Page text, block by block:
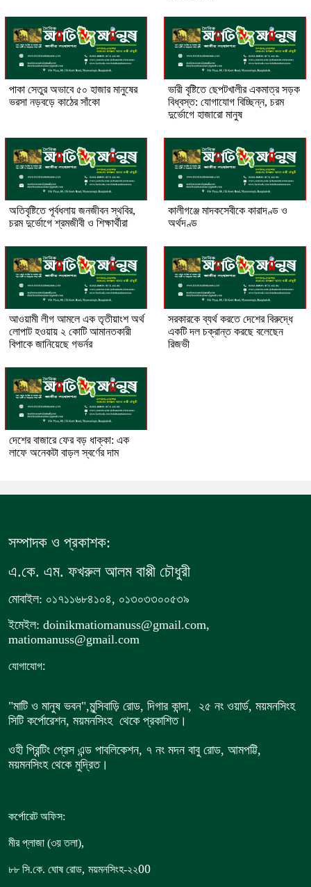
পাকা সেতুর অভাবে ৫০ হাজার মানুষের
ভরসা নড়বড়ে কাঠের সাঁকো
ভারী বৃষ্টিতে ছেপটখালীর একমাত্র সড়ক
বিধ্বস্ত: যোগাযোগ বিচ্ছিন্ন, চরম
দুর্ভোগে হাজারো মানুষ
অতিবৃষ্টিতে পূর্বধলায় জনজীবন স্থবির,
চরম দুর্ভোগে শ্রমজীবী ও শিক্ষার্থীরা
কালীগঞ্জে মাদকসেবীকে কারাদণ্ড ও
অর্থদণ্ড
আওয়ামী লীগ আমলে এক তৃতীয়াংশ অর্থ
লোপাট হওয়ায় ২ কোটি আমানতকারী
বিপাকে জানিয়েছে গভর্নর
সরকারকে ব্যর্থ করতে দেশের বিরুদ্ধে
একটি দল চক্রান্ত করছে বলেছেন
রিজভী
দেশের বাজারে ফের বড় ধাক্কা: এক
লাফে অনেকটা বাড়ল স্বর্ণের দাম
সম্পাদক ও প্রকাশক:
এ.কে. এম. ফখরুল আলম বাপ্পী চৌধুরী
মোবাইল: ০১৭১১৬৮৪১০৪, ০১৩০৩৩০০৫৩৯
ইমেইল: doinikmatiomanuss@gmail.com,
matiomanuss@gmail.com
যোগাযোগ:
"মাটি ও মানুষ ভবন",মুন্সিবাড়ি রোড, দিগার কান্দা, ২৫ নং ওয়ার্ড, ময়মনসিংহ
সিটি কর্পোরেশন, ময়মনসিংহ থেকে প্রকাশিত।
ওহী প্রিন্টিং প্রেস এন্ড পাবলিকেশন, ৭ নং মদন বাবু রোড, আমপট্টি,
ময়মনসিংহ থেকে মুদ্রিত।
কর্পোরেট অফিস:
মীর প্লাজা (৩য় তলা),
৮৮ সি.কে. ঘোষ রোড, ময়মনসিংহ-২২00